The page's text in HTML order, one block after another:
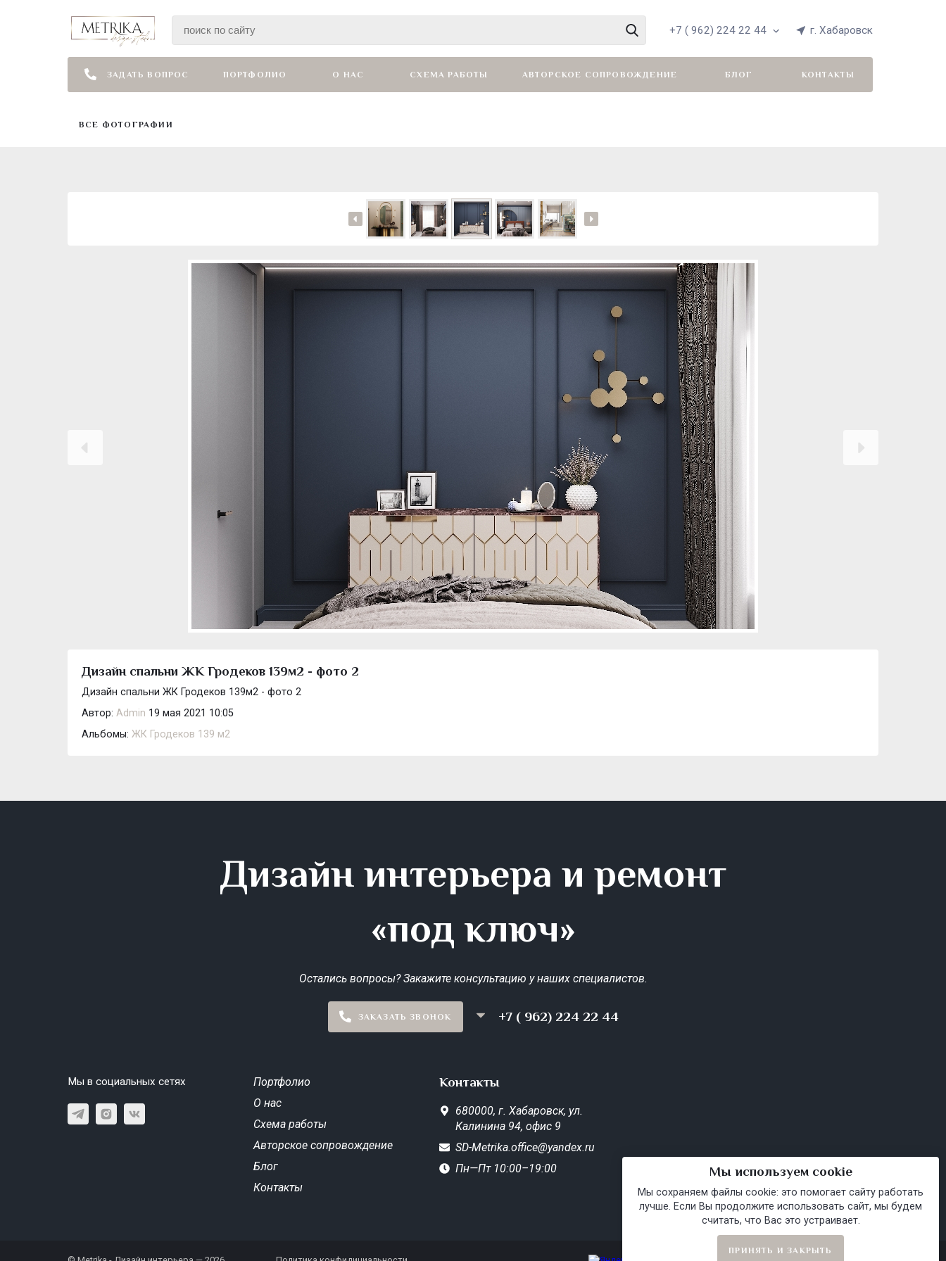
+7 ( 962) 224 22 44 г. Хабаровск
ЗАДАТЬ ВОПРОС ПОРТФОЛИО О НАС СХЕМА РАБОТЫ АВТОРСКОЕ СОПРОВОЖДЕНИЕ БЛОГ КОНТАКТЫ
ВСЕ ФОТОГРАФИИ
Дизайн спальни ЖК Гродеков 139м2 - фото 2
Дизайн спальни ЖК Гродеков 139м2 - фото 2
Автор: Admin 19 мая 2021 10:05
Альбомы: ЖК Гродеков 139 м2
Дизайн интерьера и ремонт
«под ключ»
Остались вопросы? Закажите консультацию у наших специалистов.
ЗАКАЗАТЬ ЗВОНОК +7 ( 962) 224 22 44
Мы в социальных сетях
Портфолио
О нас
Схема работы
Авторское сопровождение
Блог
Контакты
Контакты
680000, г. Хабаровск, ул.
Калинина 94, офис 9
SD-Metrika.office@yandex.ru
Пн—Пт 10:00–19:00
Мы используем cookie
Мы сохраняем файлы cookie: это помогает сайту работать
лучше. Если Вы продолжите использовать сайт, мы будем
считать, что Вас это устраивает.
ПРИНЯТЬ И ЗАКРЫТЬ